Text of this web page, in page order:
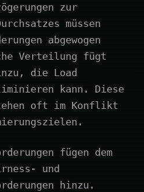
zur
müssen
abgewogen
Verteilung fügt
die Load
kann. Diese
oft im Konflikt
fügen dem
und
hinzu.